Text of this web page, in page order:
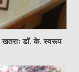
डॉ. के. स्वरूप